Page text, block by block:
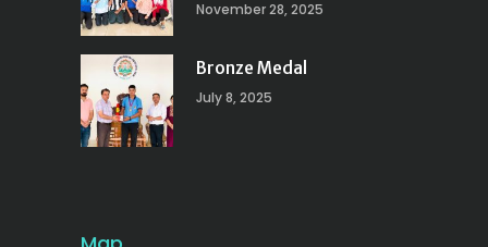
November 28, 2025
Bronze Medal
July 8, 2025